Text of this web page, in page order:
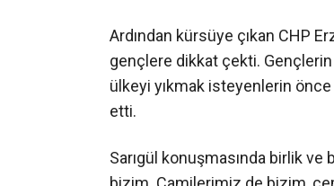
Ardından kürsüye çıkan CHP
gençlere dikkat çekti.
ülkeyi yıkmak isteyenlerin
etti.
Sarıgül konuşmasında birlik